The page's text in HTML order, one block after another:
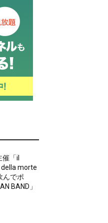
「il
morte
んでポ
BAND」